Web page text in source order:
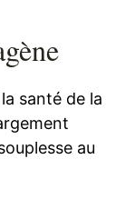
santé de la
au